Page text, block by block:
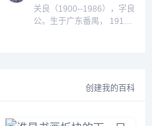
作。1979年后任广西艺术学
院讲师。副系主任、教
关良（1900--1986），字良
公。生于广东番禺， 1917
代辗转于广州、上海、重庆
国画、油画。曾任浙江美术
创建我的百科